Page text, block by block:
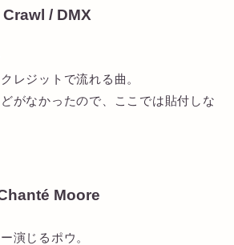
/ DMX
レジットで流れる曲。
がなかったので、ここでは貼付しな
Moore
演じるポウ。